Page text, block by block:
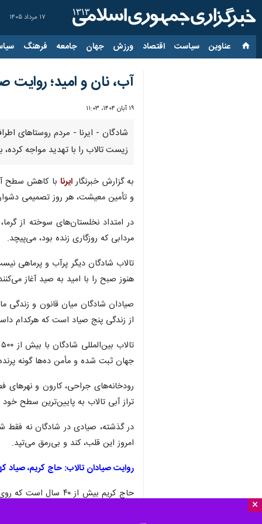
۱۷ مرداد ۱۴۰۵
عناوین‌ سیاست اقتصاد ورزش جهان جامعه فرهنگ
×
آب، نان و امید؛ روایت
۱۹ آبان ۱۴۰۴، ۱۱:۰۳
شادگان - ایرنا - مردم روستاهای
زیست تالاب را با تهدید مواجه
به گزارش خبرنگارایرنا با کاهش سطح
و تأمین معیشت، هر روز تصمیمی
در امتداد نخلستان‌های سوخته از
مردابی که روزگاری زنده بود، می‌پیچد.
تالاب شادگان دیگر پرآب و پرماهی
هنوز صبح را با امید به صید آغاز
صیادان شادگان میان قانون و زندگی
از زندگی پنج صیاد است که هرکدام
جهان ثبت شده و مأمن ده‌ها گونه
تراز آبی تالاب به پایین‌ترین سطح
در گذشته، صیادی در شادگان نه فقط
امروز این قلب، کند و بی‌رمق می‌تپد.
روایت صیادان تالاب: حاج کریم، صیاد
حاج کریم بیش از